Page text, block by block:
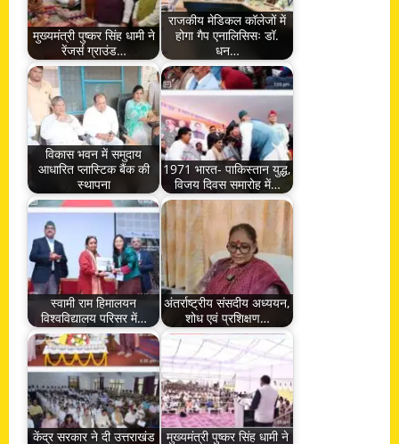
मुख्यमंत्री पुष्कर सिंह धामी ने
रेंजर्स ग्राउंड…
राजकीय मेडिकल कॉलेजों में
होगा गैप एनालिसिसः डॉ.
धन…
विकास भवन में समुदाय
आधारित प्लास्टिक बैंक की
स्थापना
1971 भारत- पाकिस्तान युद्ध,
विजय दिवस समारोह में…
स्वामी राम हिमालयन
विश्वविद्यालय परिसर में…
अंतर्राष्ट्रीय संसदीय अध्ययन,
शोध एवं प्रशिक्षण…
केंद्र सरकार ने दी उत्तराखंड
मुख्यमंत्री पुष्कर सिंह धामी ने